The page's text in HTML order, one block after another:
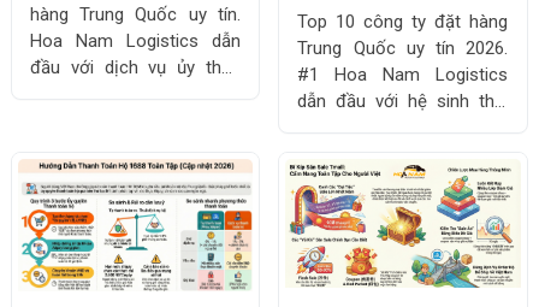
hàng Trung Quốc uy tín.
Hoa Nam Logistics dẫn
đầu với dịch vụ ủy thác
Top 10 công ty đặt hàng
Trung Quốc uy tín 2026.
#1 Hoa Nam Logistics
dẫn đầu với hệ sinh thái
phí cho doanh nghiệp.